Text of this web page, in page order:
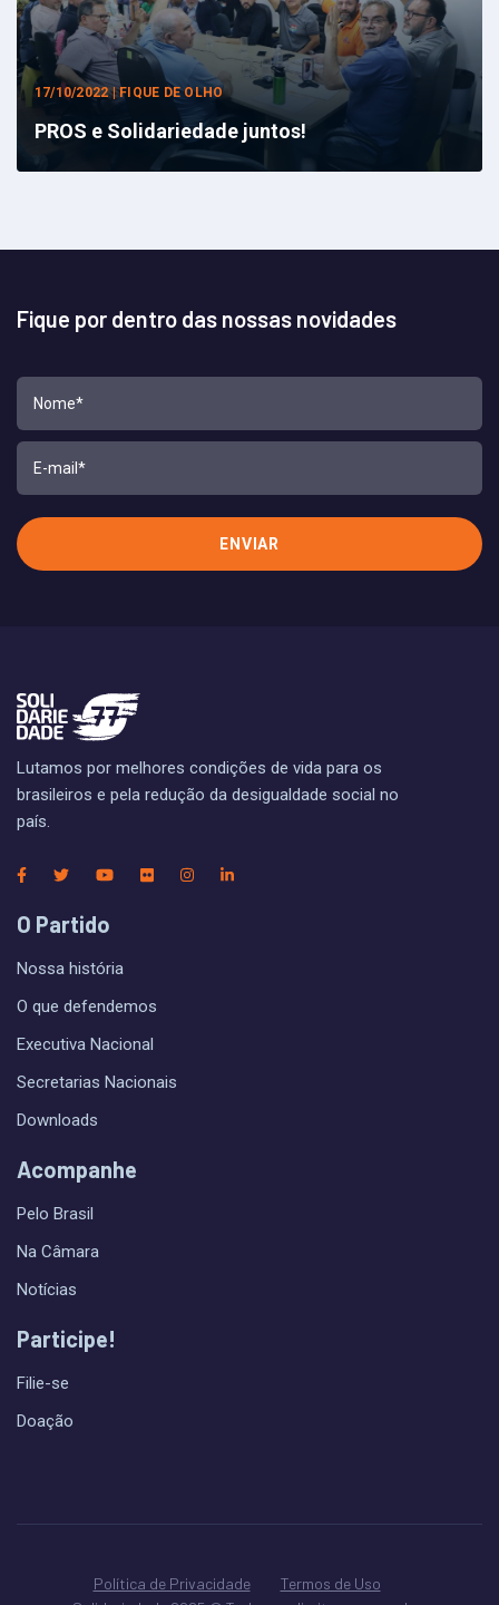
17/10/2022 | FIQUE DE OLHO
PROS e Solidariedade juntos!
Fique por dentro das nossas novidades
Lutamos por melhores condições de vida para os
brasileiros e pela redução da desigualdade social no
país.
O Partido
Nossa história
O que defendemos
Executiva Nacional
Secretarias Nacionais
Downloads
Acompanhe
Pelo Brasil
Na Câmara
Notícias
Participe!
Filie-se
Doação
Política de Privacidade
Termos de Uso